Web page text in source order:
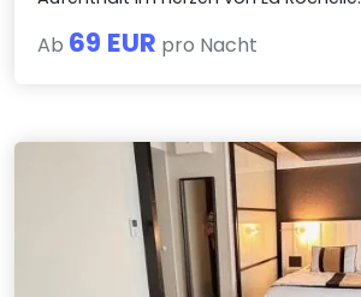
Ab 69 EUR pro Nacht